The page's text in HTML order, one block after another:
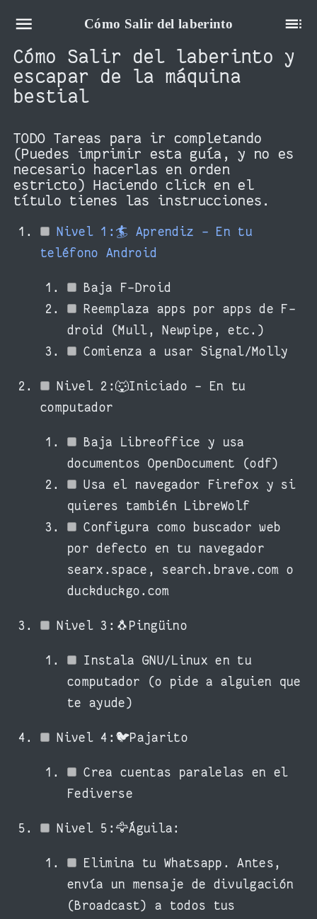
Cómo Salir del laberinto
Cómo Salir del laberinto y
escapar de la máquina
bestial
TODO Tareas para ir completando
(Puedes imprimir esta guía, y no es
necesario hacerlas en orden
estricto) Haciendo click en el
título tienes las instrucciones.
Nivel 1:🏄 Aprendiz - En tu
teléfono Android
Baja F-Droid
Reemplaza apps por apps de F-
droid (Mull, Newpipe, etc.)
Comienza a usar Signal/Molly
Nivel 2:🐺Iniciado - En tu
computador
Baja Libreoffice y usa
documentos OpenDocument (odf)
Usa el navegador Firefox y si
quieres también LibreWolf
Configura como buscador web
por defecto en tu navegador
searx.space, search.brave.com o
duckduckgo.com
Nivel 3:🐧Pingüino
Instala GNU/Linux en tu
computador (o pide a alguien que
te ayude)
Nivel 4:🐦Pajarito
Crea cuentas paralelas en el
Fediverse
Nivel 5:🦅Águila:
Elimina tu Whatsapp. Antes,
envía un mensaje de divulgación
(Broadcast) a todos tus